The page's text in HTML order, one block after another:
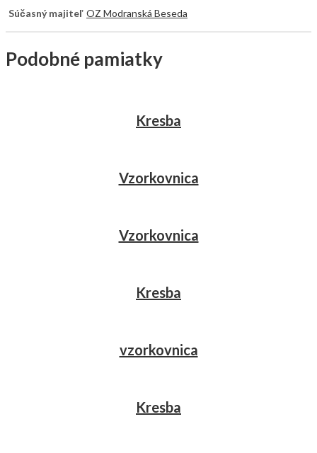
Súčasný majiteľ OZ Modranská Beseda
Podobné pamiatky
Kresba
Vzorkovnica
Vzorkovnica
Kresba
vzorkovnica
Kresba